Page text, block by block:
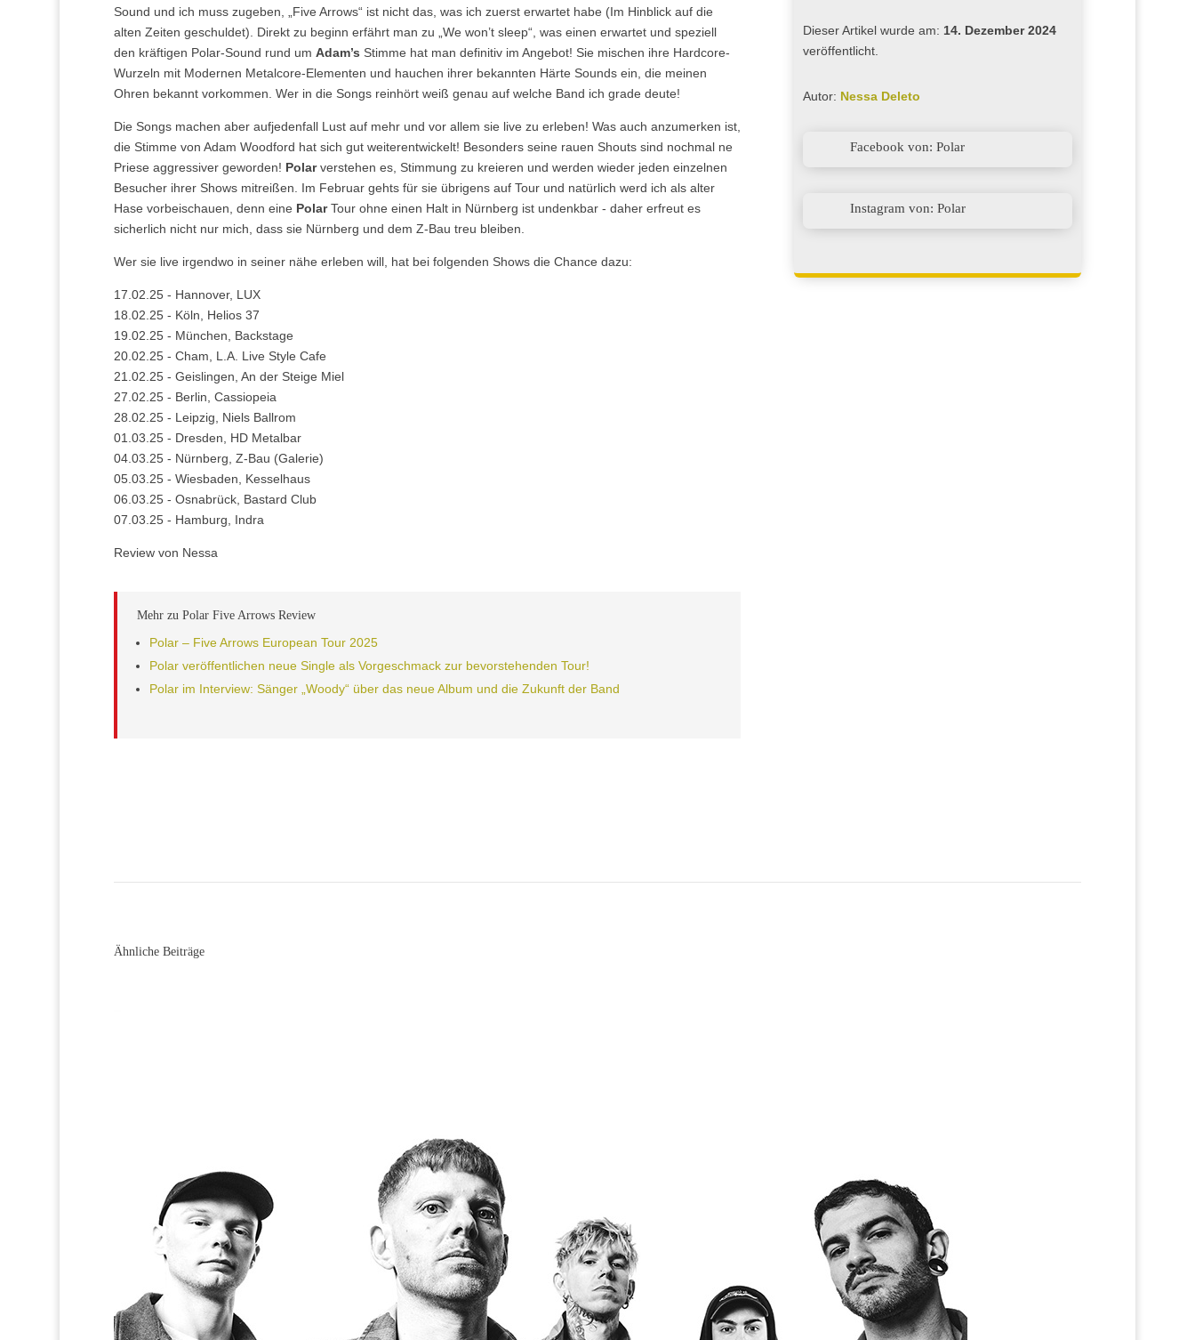
Sound und ich muss zugeben, „Five Arrows“ ist nicht das, was ich zuerst erwartet habe (Im Hinblick auf die
alten Zeiten geschuldet). Direkt zu beginn erfährt man zu „We won’t sleep“, was einen erwartet und speziell
den kräftigen Polar-Sound rund um Adam’s Stimme hat man definitiv im Angebot! Sie mischen ihre Hardcore-
Wurzeln mit Modernen Metalcore-Elementen und hauchen ihrer bekannten Härte Sounds ein, die meinen
Ohren bekannt vorkommen. Wer in die Songs reinhört weiß genau auf welche Band ich grade deute!
Die Songs machen aber aufjedenfall Lust auf mehr und vor allem sie live zu erleben! Was auch anzumerken ist,
die Stimme von Adam Woodford hat sich gut weiterentwickelt! Besonders seine rauen Shouts sind nochmal ne
Priese aggressiver geworden! Polarverstehen es, Stimmung zu kreieren und werden wieder jeden einzelnen
Besucher ihrer Shows mitreißen. Im Februar gehts für sie übrigens auf Tour und natürlich werd ich als alter
Hase vorbeischauen, denn eine PolarTour ohne einen Halt in Nürnberg ist undenkbar - daher erfreut es
sicherlich nicht nur mich, dass sie Nürnberg und dem Z-Bau treu bleiben.
Wer sie live irgendwo in seiner nähe erleben will, hat bei folgenden Shows die Chance dazu:
17.02.25 - Hannover, LUX
18.02.25 - Köln, Helios 37
19.02.25 - München, Backstage
20.02.25 - Cham, L.A. Live Style Cafe
21.02.25 - Geislingen, An der Steige Miel
27.02.25 - Berlin, Cassiopeia
28.02.25 - Leipzig, Niels Ballrom
01.03.25 - Dresden, HD Metalbar
04.03.25 - Nürnberg, Z-Bau (Galerie)
05.03.25 - Wiesbaden, Kesselhaus
06.03.25 - Osnabrück, Bastard Club
07.03.25 - Hamburg, Indra
Review von Nessa
Mehr zu Polar Five Arrows Review
Polar – Five Arrows European Tour 2025
Polar veröffentlichen neue Single als Vorgeschmack zur bevorstehenden Tour!
Polar im Interview: Sänger „Woody“ über das neue Album und die Zukunft der Band
Dieser Artikel wurde am: 14. Dezember 2024
veröffentlicht.
Autor: Nessa Deleto
Facebook von: Polar
Instagram von: Polar
Ähnliche Beiträge